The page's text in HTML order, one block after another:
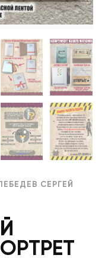
СЕРГЕЙ